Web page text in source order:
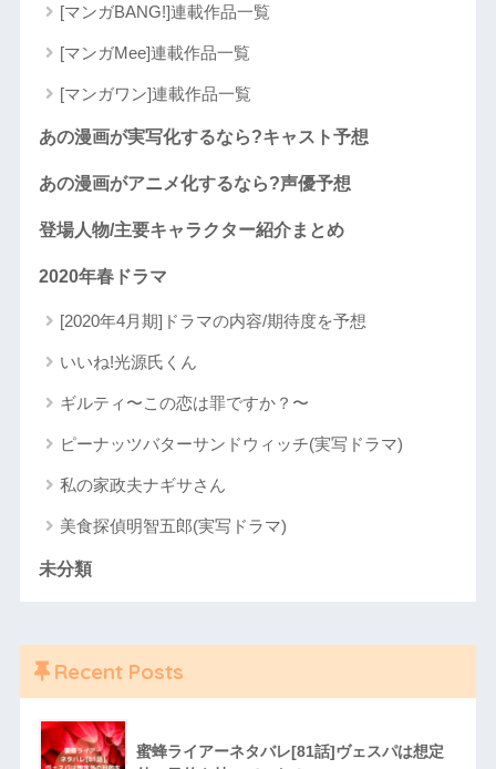
[マンガBANG!]連載作品一覧
[マンガMee]連載作品一覧
[マンガワン]連載作品一覧
あの漫画が実写化するなら?キャスト予想
あの漫画がアニメ化するなら?声優予想
登場人物/主要キャラクター紹介まとめ
2020年春ドラマ
[2020年4月期]ドラマの内容/期待度を予想
いいね!光源氏くん
ギルティ〜この恋は罪ですか？〜
ピーナッツバターサンドウィッチ(実写ドラマ)
私の家政夫ナギサさん
美食探偵明智五郎(実写ドラマ)
未分類
Recent Posts
蜜蜂ライアーネタバレ[81話]ヴェスパは想定